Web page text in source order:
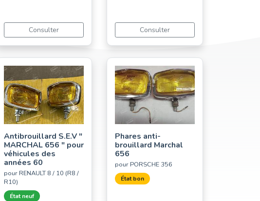
Consulter Consulter
Antibrouillard S.E.V "
MARCHAL 656 " pour
véhicules des
années 60
pour RENAULT 8 / 10 (R8 /
R10)
État neuf
Phares anti-
brouillard Marchal
656
pour PORSCHE 356
État bon